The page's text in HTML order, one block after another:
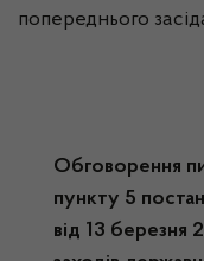
попереднього
Обговорення
пункту 5
від 13